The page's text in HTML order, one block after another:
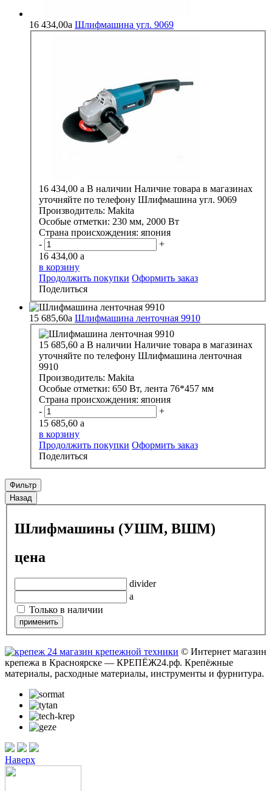
16 434,00a Шлифмашина угл. 9069
16 434,00 a В наличии Наличие товара в магазинах
уточняйте по телефону Шлифмашина угл. 9069
Производитель: Makita
Особые отметки: 230 мм, 2000 Вт
Страна происхождения: япония
-
+
16 434,00 a
в корзину
Продолжить покупки Оформить заказ
Поделиться
15 685,60a Шлифмашина ленточная 9910
15 685,60 a В наличии Наличие товара в магазинах
уточняйте по телефону Шлифмашина ленточная
9910
Производитель: Makita
Особые отметки: 650 Вт, лента 76*457 мм
Страна происхождения: япония
-
+
15 685,60 a
в корзину
Продолжить покупки Оформить заказ
Поделиться
Фильтр
Назад
Шлифмашины (УШМ, ВШМ)
цена
divider
a
Только в наличии
© Интернет магазин
крепежа в Красноярске — КРЕПЁЖ24.рф. Крепёжные
материалы, расходные материалы, инструменты и фурнитура.
Наверх